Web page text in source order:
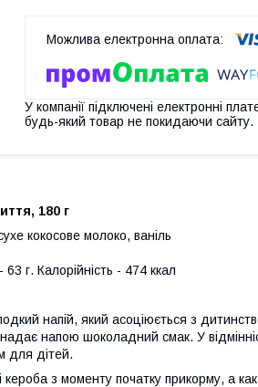
У компанії підключені електронні
будь-який товар не покидаючи сайту.
180 г
кокосове молоко, ваніль
г. Калорійність - 474 ккал
напій, який асоціюється з
напою шоколадний смак. У
для дітей.
з моменту початку прикорму, а